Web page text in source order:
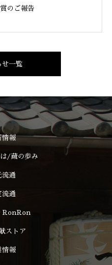
のご報告
せ一覧
情報
/蔵の歩み
流通
流通
RonRon
ストア
情報